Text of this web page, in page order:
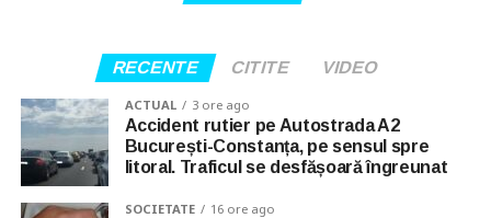
RECENTE CITITE VIDEO
ACTUAL 3 ore ago
Accident rutier pe Autostrada A2
București-Constanța, pe sensul spre
litoral. Traficul se desfășoară îngreunat
SOCIETATE 16 ore ago